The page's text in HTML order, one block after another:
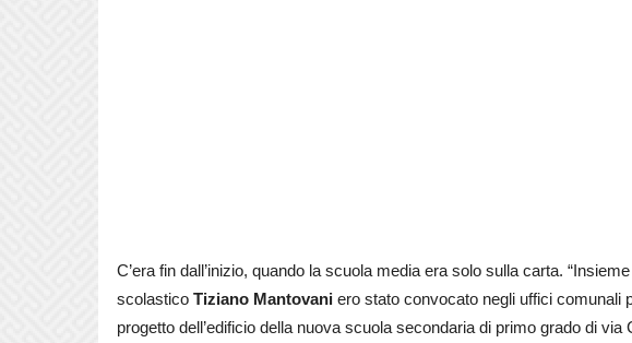
C’era fin dall’inizio, quando la scuola media era solo sulla carta.
scolasticoTiziano Mantovani ero stato convocato negli uffici comunali
progetto dell’edificio della nuova scuola secondaria di primo grado di